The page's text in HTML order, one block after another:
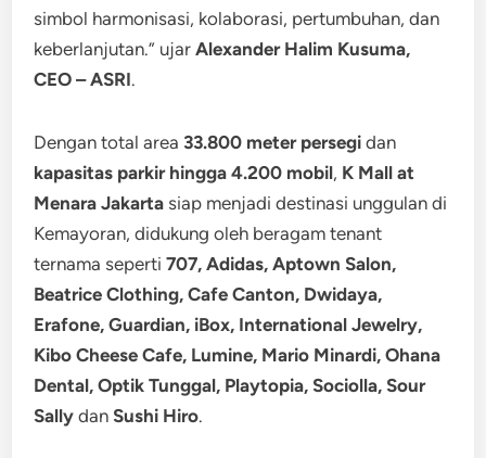
simbol harmonisasi, kolaborasi, pertumbuhan, dan
keberlanjutan.” ujarAlexander Halim Kusuma,
CEO – ASRI.
Dengan total area 33.800 meter persegi dan
kapasitas parkir hingga 4.200 mobil, K Mall at
Menara Jakarta siap menjadi destinasi unggulan di
Kemayoran, didukung oleh beragam tenant
ternama seperti707, Adidas, Aptown Salon,
Beatrice Clothing, Cafe Canton, Dwidaya,
Erafone, Guardian, iBox, International Jewelry,
Kibo Cheese Cafe, Lumine, Mario Minardi, Ohana
Dental, Optik Tunggal, Playtopia, Sociolla, Sour
Sally danSushi Hiro.